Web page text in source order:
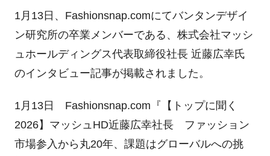
1月13日、Fashionsnap.comにてバンタンデザイ
ン研究所の卒業メンバーである、株式会社マッシ
ュホールディングス代表取締役社長 近藤広幸氏
のインタビュー記事が掲載されました。
1月13日 Fashionsnap.com『【トップに聞く
2026】マッシュHD近藤広幸社長 ファッション
市場参入から丸20年、課題はグローバルへの挑